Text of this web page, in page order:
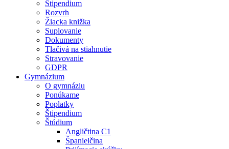
Štipendium
Rozvrh
Žiacka knižka
Suplovanie
Dokumenty
Tlačivá na stiahnutie
Stravovanie
GDPR
Gymnázium
O gymnáziu
Ponúkame
Poplatky
Štipendium
Štúdium
Angličtina C1
Španielčina